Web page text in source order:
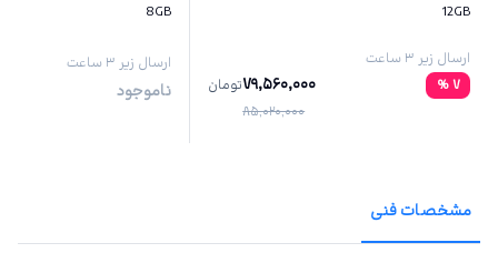
12GB
ارسال زیر ۳ ساعت
7
%
79,560,000
85,020,000
تومان
8GB
ارسال زیر ۳ ساعت
ناموجود
مشخصات فنی